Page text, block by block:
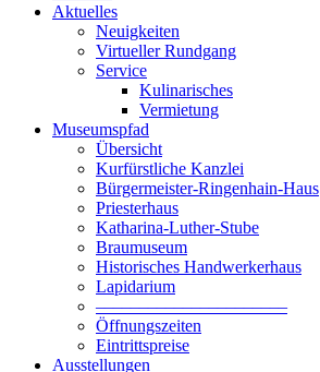
Aktuelles
Neuigkeiten
Virtueller Rundgang
Service
Kulinarisches
Vermietung
Museumspfad
Übersicht
Kurfürstliche Kanzlei
Bürgermeister-Ringenhain-Haus
Priesterhaus
Katharina-Luther-Stube
Braumuseum
Historisches Handwerkerhaus
Lapidarium
––––––––––––––––––––––
Öffnungszeiten
Eintrittspreise
Ausstellungen